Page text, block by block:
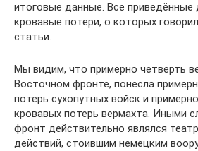
итоговые данные. Все
кровавые потери, о которых
статьи.
Мы видим, что примерно четверть
Восточном фронте, понесла
потерь сухопутных войск и
кровавых потерь вермахта. Иными
фронт действительно являлся
действий, стоившим немецким